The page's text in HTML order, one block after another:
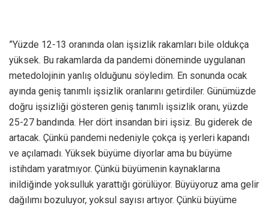
”Yüzde 12-13 oranında olan işsizlik rakamları bile oldukça
yüksek. Bu rakamlarda da pandemi döneminde uygulanan
metedolojinin yanlış olduğunu söyledim. En sonunda ocak
ayında geniş tanımlı işsizlik oranlarını getirdiler. Günümüzde
doğru işsizliği gösteren geniş tanımlı işsizlik oranı, yüzde
25-27 bandında. Her dört insandan biri işsiz. Bu giderek de
artacak. Çünkü pandemi nedeniyle çokça iş yerleri kapandı
ve açılamadı. Yüksek büyüme diyorlar ama bu büyüme
istihdam yaratmıyor. Çünkü büyümenin kaynaklarına
inildiğinde yoksulluk yarattığı görülüyor. Büyüyoruz ama gelir
dağılımı bozuluyor, yoksul sayısı artıyor. Çünkü büyüme